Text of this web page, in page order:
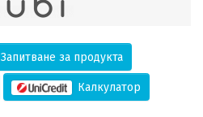
Запитване за продукта
Калкулатор